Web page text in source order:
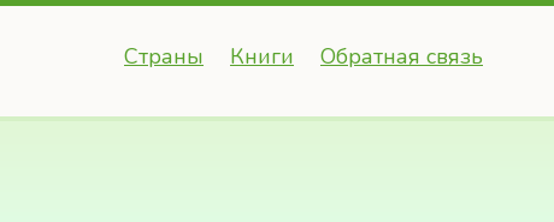
Страны Книги Обратная связь